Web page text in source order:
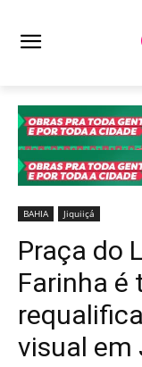
BAHIA Jiquiiçá
Praça do
Farinha
visual em